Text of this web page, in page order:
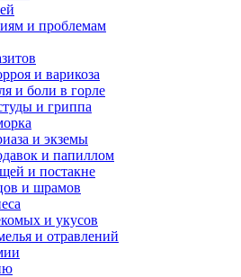
и проблемам
и варикоза
и боли в горле
и гриппа
и экземы
и папиллом
и постакне
и шрамов
и укусов
и отравлений